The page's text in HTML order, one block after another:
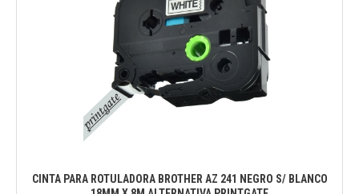
CINTA PARA ROTULADORA BROTHER AZ 241 NEGRO S/ BLANCO